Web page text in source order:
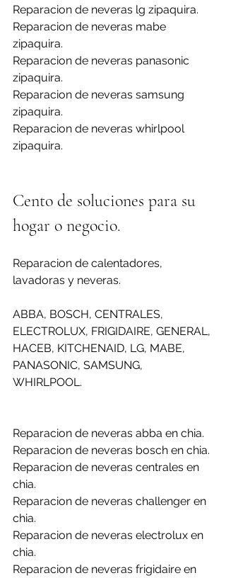
Reparacion de neveras lg zipaquira.
Reparacion de neveras mabe
zipaquira.
Reparacion de neveras panasonic
zipaquira.
Reparacion de neveras samsung
zipaquira.
Reparacion de neveras whirlpool
zipaquira.
Cento de soluciones para su
hogar o negocio.
Reparacion de calentadores,
lavadoras y neveras.
ABBA, BOSCH, CENTRALES,
ELECTROLUX, FRIGIDAIRE, GENERAL,
HACEB, KITCHENAID, LG, MABE,
PANASONIC, SAMSUNG,
WHIRLPOOL.
Reparacion de neveras abba en chia.
Reparacion de neveras bosch en chia.
Reparacion de neveras centrales en
chia.
Reparacion de neveras challenger en
chia.
Reparacion de neveras electrolux en
chia.
Reparacion de neveras frigidaire en